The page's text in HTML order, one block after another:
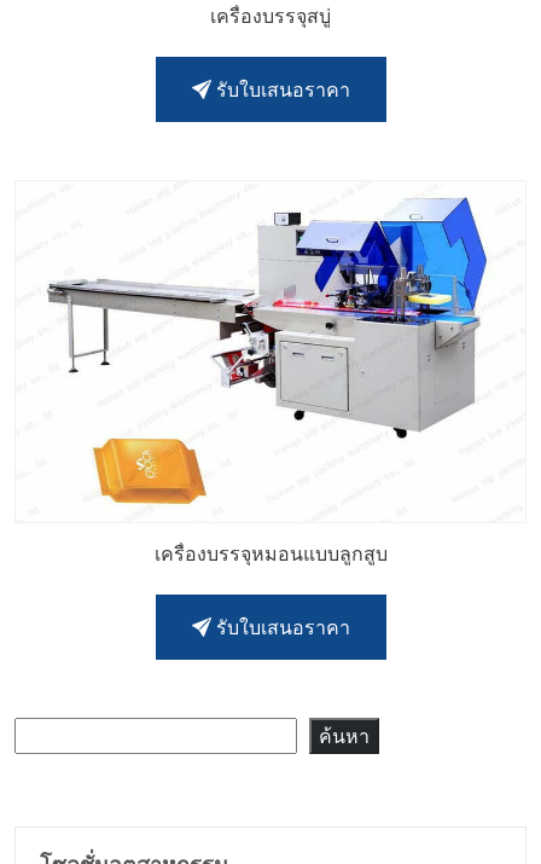
เครื่องบรรจุสบู่
รับใบเสนอราคา
เครื่องบรรจุหมอนแบบลูกสูบ
รับใบเสนอราคา
ค้นหา